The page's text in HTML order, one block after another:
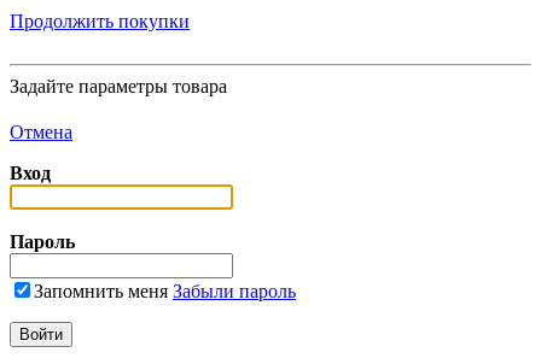
Продолжить покупки
Задайте параметры товара
Отмена
Вход
Пароль
Запомнить меня Забыли пароль